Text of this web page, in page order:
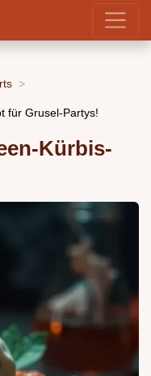
für Grusel-Partys!
Kürbis-